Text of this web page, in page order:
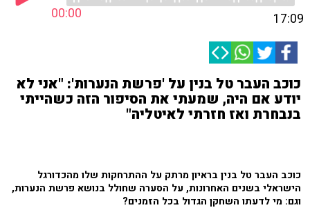
00:00 17:09
כוכב העבר טל בנין על 'פרשת הנערות': "אני לא
יודע אם היה, שמעתי את הסיפור הזה כשהייתי
בנבחרת ואז חזרתי לאיטליה"
כוכב העבר טל בנין בראיון מרתק על ההתרחקות שלו מהכדורגל
הישראלי בשנים האחרונות, על הסערה שחולל בנושא פרשת הנערות,
וגם: מי לדעתו השחקן הגדול בכל הזמנים?